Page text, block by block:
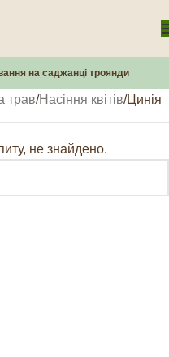
на саджанці троянди
трав Насіння квітів Цинія
не знайдено.